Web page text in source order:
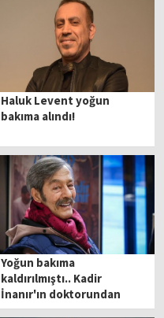
Haluk Levent yoğun
bakıma alındı!
Yoğun bakıma
kaldırılmıştı.. Kadir
İnanır'ın doktorundan
açıklama